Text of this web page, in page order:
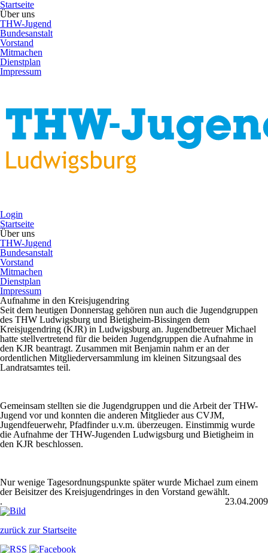
Startseite
Über uns
THW-Jugend
Bundesanstalt
Vorstand
Mitmachen
Dienstplan
Impressum
Login
Startseite
Über uns
THW-Jugend
Bundesanstalt
Vorstand
Mitmachen
Dienstplan
Impressum
Aufnahme in den Kreisjugendring
Seit dem heutigen Donnerstag gehören nun auch die Jugendgruppen
des THW Ludwigsburg und Bietigheim-Bissingen dem
Kreisjugendring (KJR) in Ludwigsburg an. Jugendbetreuer Michael
hatte stellvertretend für die beiden Jugendgruppen die Aufnahme in
den KJR beantragt. Zusammen mit Benjamin nahm er an der
ordentlichen Mitgliederversammlung im kleinen Sitzungsaal des
Landratsamtes teil.
Gemeinsam stellten sie die Jugendgruppen und die Arbeit der THW-
Jugend vor und konnten die anderen Mitglieder aus CVJM,
Jugendfeuerwehr, Pfadfinder u.v.m. überzeugen. Einstimmig wurde
die Aufnahme der THW-Jugenden Ludwigsburg und Bietigheim in
den KJR beschlossen.
Nur wenige Tagesordnungspunkte später wurde Michael zum einem
der Beisitzer des Kreisjugendringes in den Vorstand gewählt.
.
23.04.2009
zurück zur Startseite